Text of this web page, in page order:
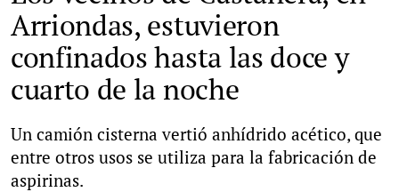
Arriondas, estuvieron
confinados hasta las doce y
cuarto de la noche
Un camión cisterna vertió anhídrido acético, que
entre otros usos se utiliza para la fabricación de
aspirinas.